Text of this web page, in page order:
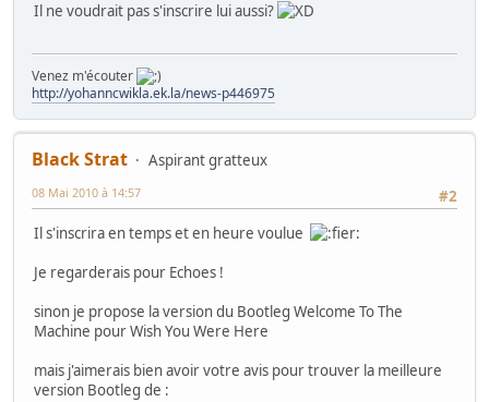
Il ne voudrait pas s'inscrire lui aussi?
Venez m'écouter
http://yohanncwikla.ek.la/news-p446975
Black Strat
Aspirant gratteux
#2
08 Mai 2010 à 14:57
Il s'inscrira en temps et en heure voulue
Je regarderais pour Echoes !
sinon je propose la version du Bootleg Welcome To The
Machine pour Wish You Were Here
mais j'aimerais bien avoir votre avis pour trouver la meilleure
version Bootleg de :